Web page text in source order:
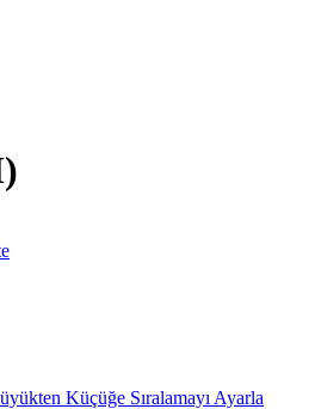
Küçüğe Sıralamayı Ayarla